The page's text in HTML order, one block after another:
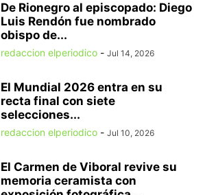
De Rionegro al episcopado: Diego
Luis Rendón fue nombrado
obispo de...
redaccion elperiodico - Jul 14, 2026
El Mundial 2026 entra en su
recta final con siete
selecciones...
redaccion elperiodico - Jul 10, 2026
El Carmen de Viboral revive su
memoria ceramista con